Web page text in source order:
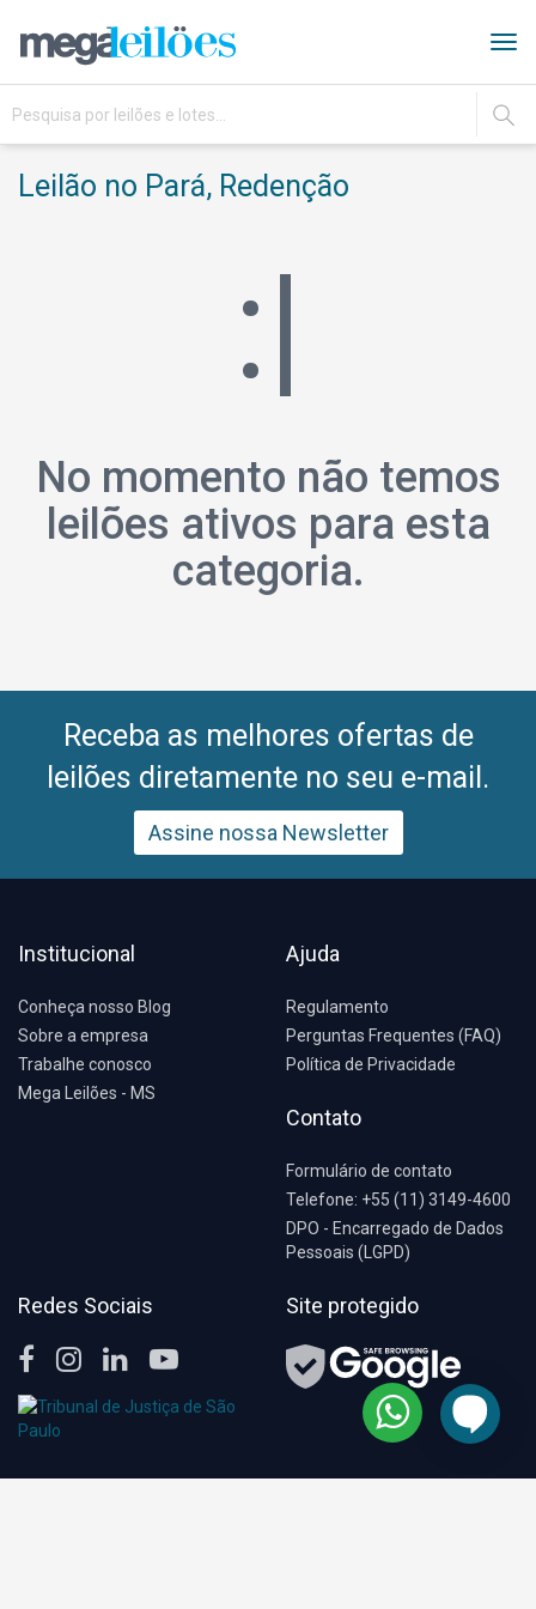
IR
Leilão no Pará, Redenção
:|
No momento não temos
leilões ativos para esta
categoria.
Receba as melhores ofertas de
leilões diretamente no seu e-mail.
Assine nossa Newsletter
Institucional
Conheça nosso Blog
Sobre a empresa
Trabalhe conosco
Mega Leilões - MS
Ajuda
Regulamento
Perguntas Frequentes (FAQ)
Política de Privacidade
Contato
Formulário de contato
Telefone: +55 (11) 3149-4600
DPO - Encarregado de Dados
Pessoais (LGPD)
Redes Sociais Site protegido